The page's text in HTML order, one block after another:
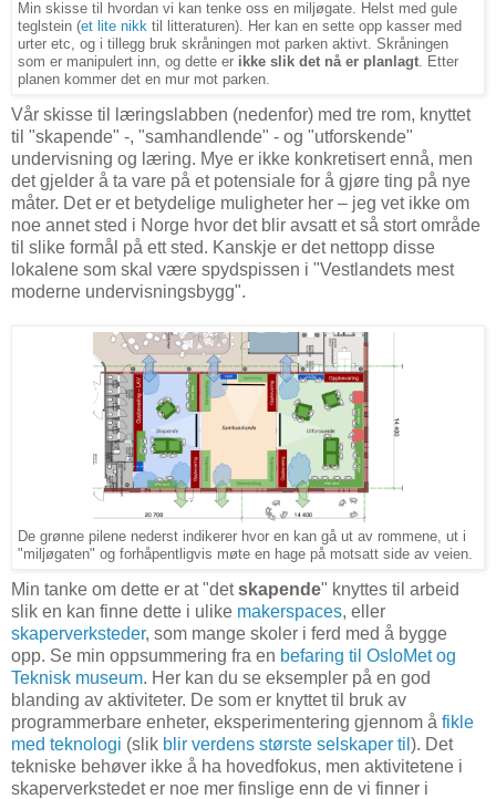
Min skisse til hvordan vi kan tenke oss en miljøgate. Helst med gule
teglstein (et lite nikk til litteraturen). Her kan en sette opp kasser med
urter etc, og i tillegg bruk skråningen mot parken aktivt. Skråningen
som er manipulert inn, og dette er ikke slik det nå er planlagt . Etter
planen kommer det en mur mot parken.
Vår skisse til læringslabben (nedenfor) med tre rom, knyttet
til "skapende" -, "samhandlende" - og "utforskende"
undervisning og læring. Mye er ikke konkretisert ennå, men
det gjelder å ta vare på et potensiale for å gjøre ting på nye
måter. Det er et betydelige muligheter her – jeg vet ikke om
noe annet sted i Norge hvor det blir avsatt et så stort område
til slike formål på ett sted. Kanskje er det nettopp disse
lokalene som skal være spydspissen i "Vestlandets mest
moderne undervisningsbygg".
De grønne pilene nederst indikerer hvor en kan gå ut av rommene, ut i
"miljøgaten" og forhåpentligvis møte en hage på motsatt side av veien.
Min tanke om dette er at "detskapende" knyttes til arbeid
slik en kan finne dette i ulike makerspaces, eller
skaperverksteder, som mange skoler i ferd med å bygge
opp. Se min oppsummering fra en befaring til OsloMet og
Teknisk museum. Her kan du se eksempler på en god
blanding av aktiviteter. De som er knyttet til bruk av
programmerbare enheter, eksperimentering gjennom å fikle
med teknologi (slik blir verdens største selskaper til ). Det
tekniske behøver ikke å ha hovedfokus, men aktivitetene i
skaperverkstedet er noe mer finslige enn de vi finner i